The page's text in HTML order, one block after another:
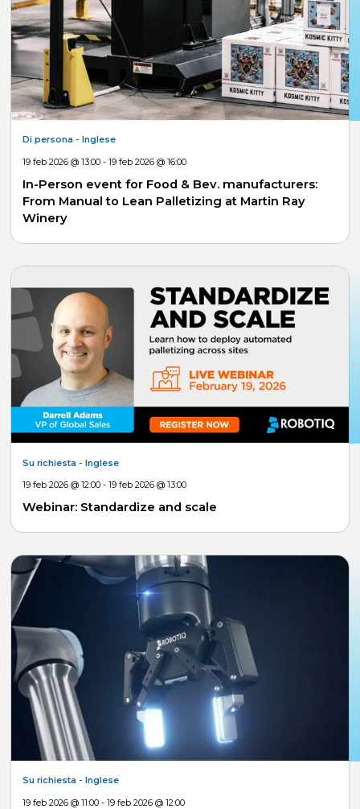
Di persona - Inglese
19 feb 2026 @ 13:00 - 19 feb 2026 @ 16:00
In-Person event for Food & Bev. manufacturers:
From Manual to Lean Palletizing at Martin Ray
Winery
Su richiesta - Inglese
19 feb 2026 @ 12:00 - 19 feb 2026 @ 13:00
Webinar: Standardize and scale
Su richiesta - Inglese
19 feb 2026 @ 11:00 - 19 feb 2026 @ 12:00